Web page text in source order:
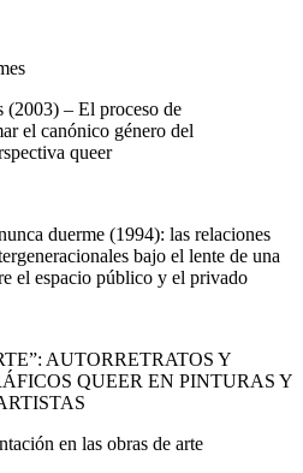
– El proceso de
el canónico género del
queer
duerme (1994): las relaciones
bajo el lente de una
el espacio público y el privado
AUTORRETRATOS Y
QUEER EN PINTURAS Y
en las obras de arte